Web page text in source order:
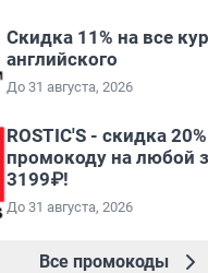
Скидка 11% на все
английского
До 31 августа, 2026
ROSTIC'S - скидка
промокоду на любой
3199₽!
До 31 августа, 2026
Все промокоды